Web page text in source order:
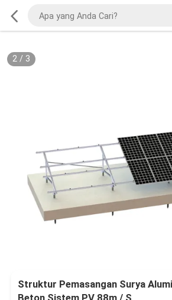
2/ 3
Struktur Pemasangan Surya